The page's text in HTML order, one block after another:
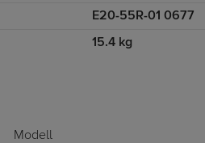
E20-55R-01 0677
15.4 kg
Modell